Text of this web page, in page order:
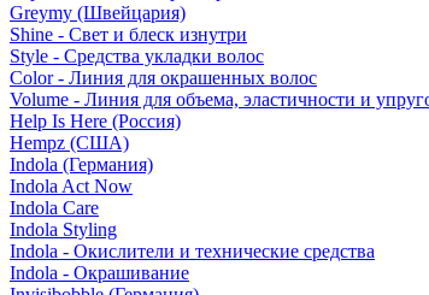
Greymy (Швейцария)
Shine - Свет и блеск изнутри
Style - Средства укладки волос
Color - Линия для окрашенных волос
Volume - Линия для объема, эластичности и
Help Is Here (Россия)
Hempz (США)
Indola (Германия)
Indola Act Now
Indola Care
Indola Styling
Indola - Окислители и технические средства
Indola - Окрашивание